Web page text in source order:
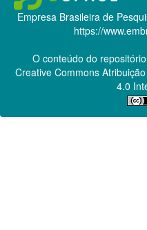
Empresa Brasileira de
https://
O conteúdo do
Creative CommonsAtribuição
4.0